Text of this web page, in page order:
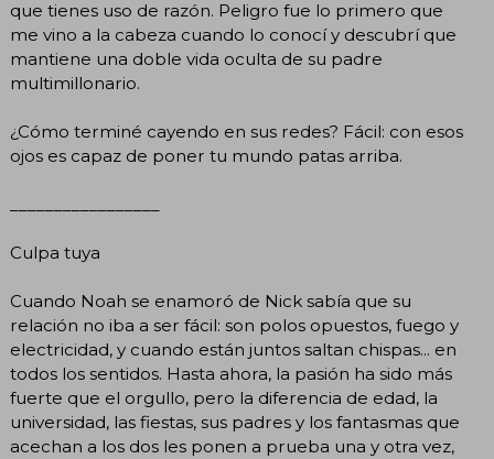
que tienes uso de razón. Peligro fue lo primero que
me vino a la cabeza cuando lo conocí y descubrí que
mantiene una doble vida oculta de su padre
multimillonario.
¿Cómo terminé cayendo en sus redes? Fácil: con esos
ojos es capaz de poner tu mundo patas arriba.
Culpa tuya
Cuando Noah se enamoró de Nick sabía que su
relación no iba a ser fácil: son polos opuestos, fuego y
electricidad, y cuando están juntos saltan chispas... en
todos los sentidos. Hasta ahora, la pasión ha sido más
fuerte que el orgullo, pero la diferencia de edad, la
universidad, las fiestas, sus padres y los fantasmas que
acechan a los dos les ponen a prueba una y otra vez,